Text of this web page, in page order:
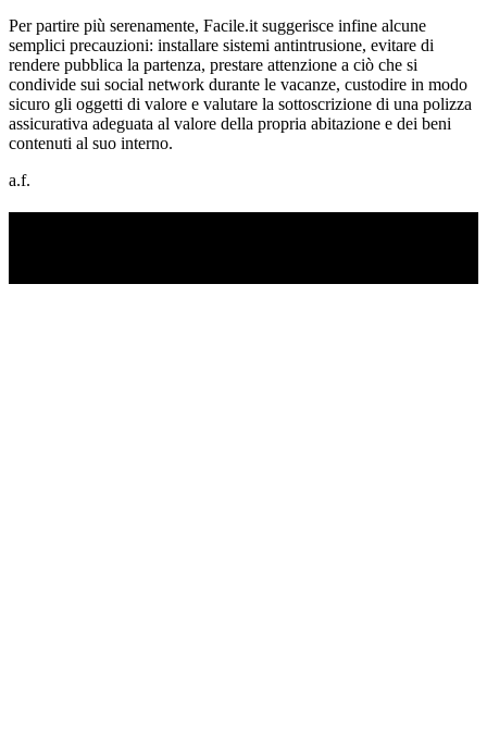
Per partire più serenamente, Facile.it suggerisce infine alcune
semplici precauzioni: installare sistemi antintrusione, evitare di
rendere pubblica la partenza, prestare attenzione a ciò che si
condivide sui social network durante le vacanze, custodire in modo
sicuro gli oggetti di valore e valutare la sottoscrizione di una polizza
assicurativa adeguata al valore della propria abitazione e dei beni
contenuti al suo interno.
a.f.